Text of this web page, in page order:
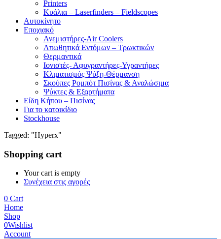
Printers
Κυάλια – Laserfinders – Fieldscopes
Αυτοκίνητο
Εποχιακό
Ανεμιστήρες-Air Coolers
Απωθητικά Εντόμων – Τρωκτικών
Θερμαντικά
Ιονιστές- Αφυγραντήρες-Υγραντήρες
Κλιματισμός Ψύξη-Θέρμανση
Σκούπες Ρομπότ Πισίνας & Αναλώσιμα
Ψύκτες & Εξαρτήματα
Είδη Κήπου – Πισίνας
Για το κατοικίδιο
Stockhouse
Tagged: "Hyperx"
Shopping cart
Your cart is empty
Συνέχεια στις αγορές
0 Cart
Home
Shop
0Wishlist
Account